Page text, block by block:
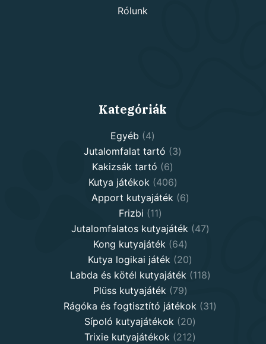
Rólunk
Kategóriák
Egyéb 44
products
Jutalomfalat tartó 33
Kakizsák tartó 66
products
Kutya játékok 406406
products
Apport kutyajáték 66
Frizbi 1111
products
Jutalomfalatos kutyajáték 4747
Kong kutyajáték 6464
products
Kutya logikai játék 2020
products
Labda és kötél kutyajáték 118118
Plüss kutyajáték 7979
products
Rágóka és fogtisztító játékok 3131
Sípoló kutyajátékok 2020
products
Trixie kutyajátékok 212212